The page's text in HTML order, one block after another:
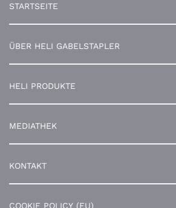
STARTSEITE
ÜBER HELI GABELSTAPLER
HELI PRODUKTE
MEDIATHEK
KONTAKT
COOKIE POLICY (EU)